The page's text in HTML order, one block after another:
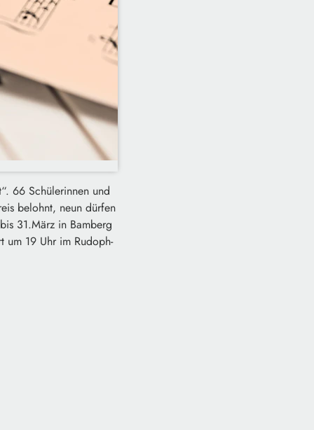
66 Schülerinnen und
belohnt, neun dürfen
31.März in Bamberg
um 19 Uhr im Rudoph-